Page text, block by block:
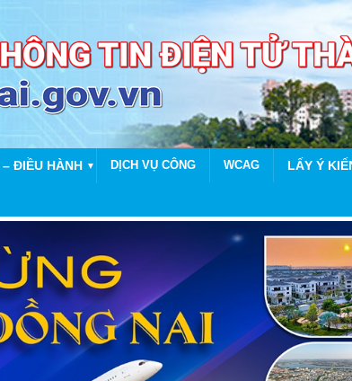
ĐIỀU HÀNH ▼ DỊCH VỤ CÔNG WCAG LẤY Ý